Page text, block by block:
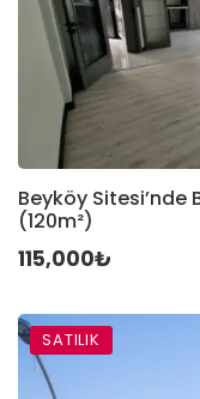
Beyköy Sitesi’nde
(120m²)
115,000₺
SATILIK